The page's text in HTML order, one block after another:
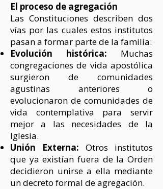
El proceso de agregación
Las Constituciones describen dos
vías por las cuales estos institutos
pasan a formar parte de la familia:
Evolución histórica: Muchas
congregaciones de vida apostólica
surgieron de comunidades
agustinas anteriores o
evolucionaron de comunidades de
vida contemplativa para servir
mejor a las necesidades de la
Iglesia.
Unión Externa: Otros institutos
que ya existían fuera de la Orden
decidieron unirse a ella mediante
un decreto formal de agregación.